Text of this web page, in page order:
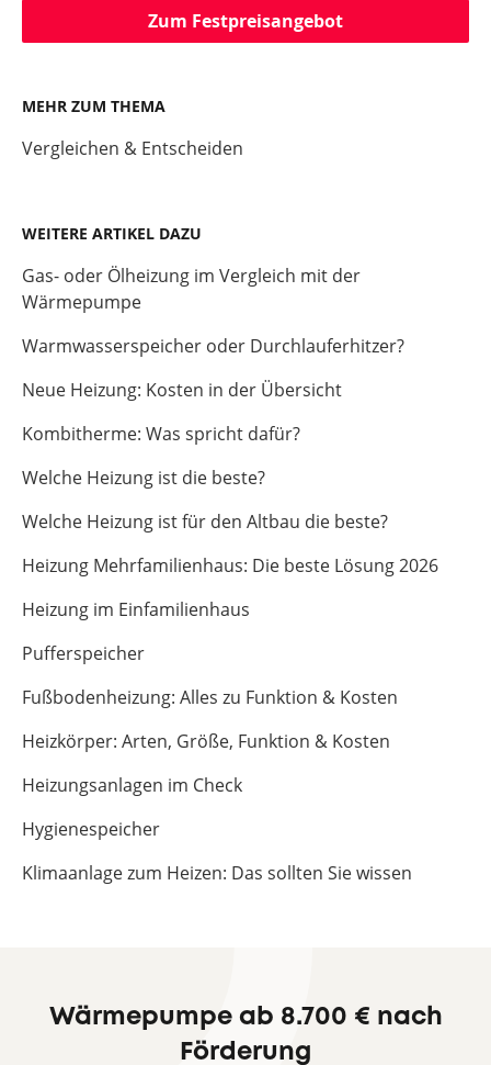
Zum Festpreisangebot
MEHR ZUM THEMA
Vergleichen & Entscheiden
WEITERE ARTIKEL DAZU
Gas- oder Ölheizung im Vergleich mit der
Wärmepumpe
Warmwasserspeicher oder Durchlauferhitzer?
Neue Heizung: Kosten in der Übersicht
Kombitherme: Was spricht dafür?
Welche Heizung ist die beste?
Welche Heizung ist für den Altbau die beste?
Heizung Mehrfamilienhaus: Die beste Lösung 2026
Heizung im Einfamilienhaus
Pufferspeicher
Fußbodenheizung: Alles zu Funktion & Kosten
Heizkörper: Arten, Größe, Funktion & Kosten
Heizungsanlagen im Check
Hygienespeicher
Klimaanlage zum Heizen: Das sollten Sie wissen
Wärmepumpe ab 8.700 € nach
Förderung